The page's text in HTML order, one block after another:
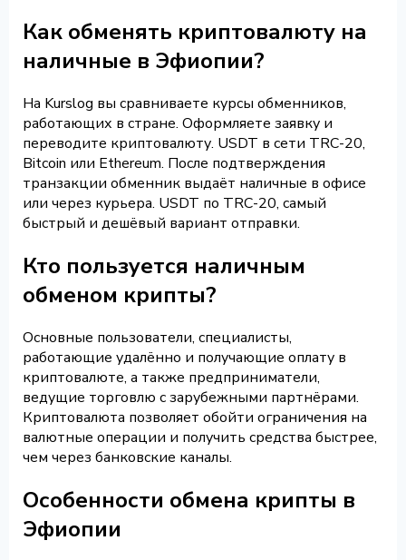
Как обменять криптовалюту на
наличные в Эфиопии?
На Kurslog вы сравниваете курсы обменников,
работающих в стране. Оформляете заявку и
переводите криптовалюту. USDT в сети TRC-20,
Bitcoin или Ethereum. После подтверждения
транзакции обменник выдаёт наличные в офисе
или через курьера. USDT по TRC-20, самый
быстрый и дешёвый вариант отправки.
Кто пользуется наличным
обменом крипты?
Основные пользователи, специалисты,
работающие удалённо и получающие оплату в
криптовалюте, а также предприниматели,
ведущие торговлю с зарубежными партнёрами.
Криптовалюта позволяет обойти ограничения на
валютные операции и получить средства быстрее,
чем через банковские каналы.
Особенности обмена крипты в
Эфиопии